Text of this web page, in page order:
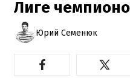
Лиге
Юрий Семенюк